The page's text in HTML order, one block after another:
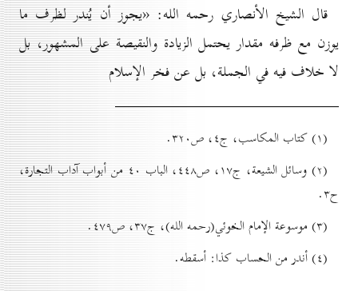
قال الشيخ الأنصاري رحمه الله: «يجوز أن يُندر لظرف ما
يوزن مع ظرفه مقدار يحتمل الزيادة والنقيصة على المشهور، بل
لا خلاف فيه في الجملة، بل عن فخر الإسلام
(۱) کتاب المکاسب، ج٤، ص۳۲٠.
(۲) وسائل الشيعة، ج۱۷، ص٤٤۸، الباب ٤٠ من أبواب آداب التجارة،
ح۳.
(۳) موسوعة الإمام الخوئي(رحمه الله)، ج۳۷، ص٤۷۹.
(٤) أندر من الحساب كذا: أسقطه.